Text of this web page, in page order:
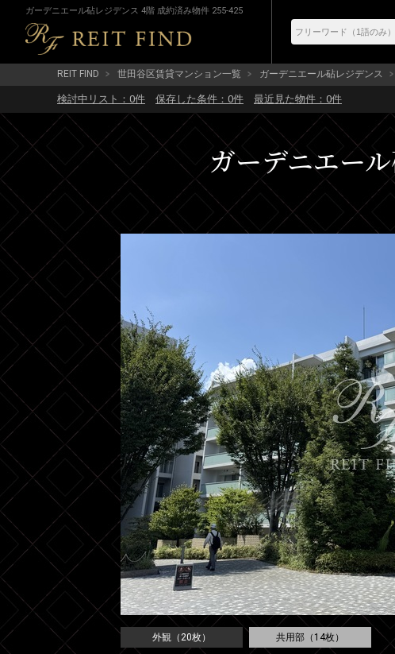
ガーデニエール砧レジデンス 4階 成約済み物件 255-425
REIT FIND 世田谷区賃貸マンション一覧 ガーデニエール砧レジデンス
検討中リスト： 0件 保存した条件： 0件 最近見た物件： 0件
ガーデニエー
外観（20枚） 共用部（14枚）